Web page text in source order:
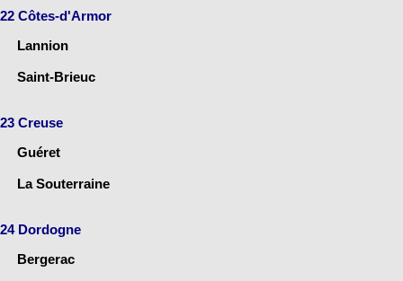
22 Côtes-d'Armor
Lannion
Saint-Brieuc
23 Creuse
Guéret
La Souterraine
24 Dordogne
Bergerac